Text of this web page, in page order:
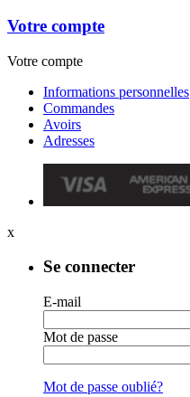
Votre compte
Votre compte
Informations personnelles
Commandes
Avoirs
Adresses
x
Se connecter
E-mail
Mot de passe
Mot de passe oublié?